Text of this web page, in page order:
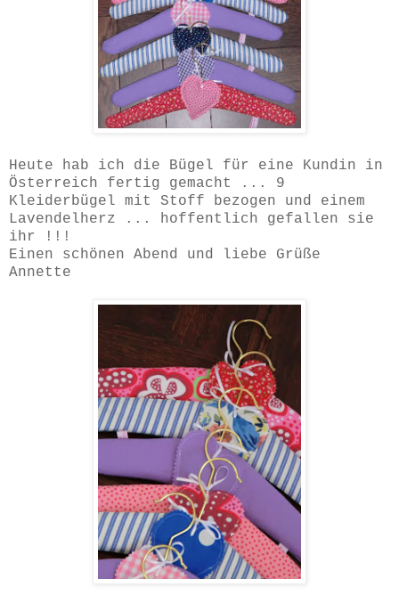
Heute hab ich die Bügel für eine Kundin in
Österreich fertig gemacht ... 9
Kleiderbügel mit Stoff bezogen und einem
Lavendelherz ... hoffentlich gefallen sie
ihr !!!
Einen schönen Abend und liebe Grüße
Annette